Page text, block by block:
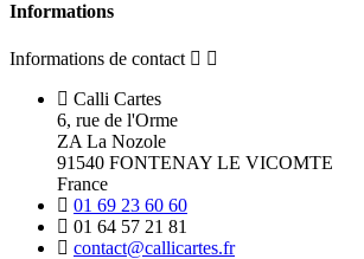
Informations
Informations de contact
Calli Cartes
6, rue de l'Orme
ZA La Nozole
91540 FONTENAY LE VICOMTE
France
01 69 23 60 60
01 64 57 21 81
contact@callicartes.fr